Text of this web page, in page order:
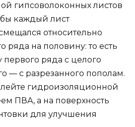
гипсоволоконных листов
каждый лист
относительно
ряда на половину: то есть
первого ряда с целого
— с разрезанного пополам.
гидроизоляционной
ПВА, а на поверхность
для улучшения